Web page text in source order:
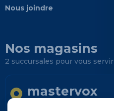
Nous joindre
Nos magasins
2 succursales pour vous servir
mastervox